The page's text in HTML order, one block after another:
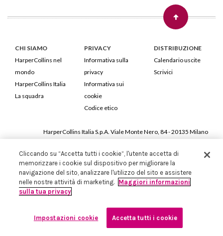
CHI SIAMO
HarperCollins nel
mondo
HarperCollins Italia
La squadra
PRIVACY
Informativa sulla
privacy
Informativa sui
cookie
Codice etico
DISTRIBUZIONE
Calendario uscite
Scrivici
HarperCollins Italia S.p.A. Viale Monte Nero, 84 - 20135 Milano
Iscritta in Milano al Registro delle imprese nr.198004 e REA nr.1051898
Cliccando su “Accetta tutti i cookie”, l'utente accetta di
memorizzare i cookie sul dispositivo per migliorare la
navigazione del sito, analizzare l'utilizzo del sito e assistere
nelle nostre attività di marketing. Maggiori informazioni
sulla tua privacy
Impostazioni cookie Accetta tutti i cookie